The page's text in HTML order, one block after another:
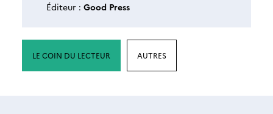
Éditeur : Good Press
LE COIN DU LECTEUR AUTRES